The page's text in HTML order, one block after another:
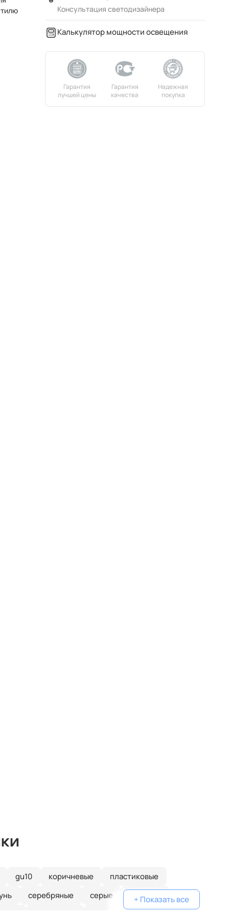
Консультация светодизайнера
Калькулятор мощности освещения
gu10 коричневые
пластиковые
серебряные серые
голубые
+ Показать все